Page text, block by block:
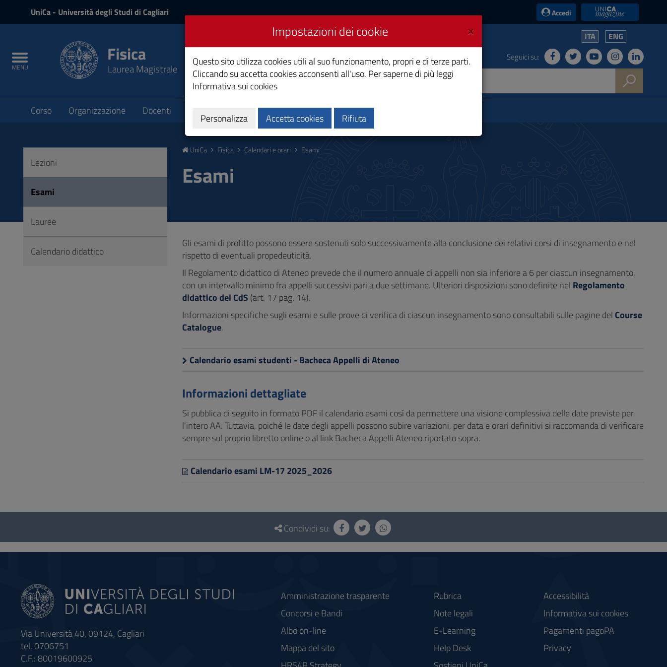
navigazione
Footer
UniCa - Università degli Studi di Cagliari Accedi UniCA News
Toggle
navigation
MENU
Fisica
Laurea Magistrale
ITA ENG
Seguici su:
Submenu
Corso Organizzazione Docenti Calendari e orari Qualità e miglioramento
UniCa Fisica Calendari e orari Esami
Esami
Gli esami di profitto possono essere sostenuti solo successivamente alla conclusione dei relativi corsi di insegnamento e nel
rispetto di eventuali propedeuticità.
Il Regolamento didattico di Ateneo prevede che il numero annuale di appelli non sia inferiore a 6 per ciascun insegnamento,
con un intervallo minimo fra appelli successivi pari a due settimane. Ulteriori disposizioni sono definite nel Regolamento
didattico del CdS (art. 17 pag. 14).
Informazioni specifiche sugli esami e sulle prove di verifica di ciascun insegnamento sono consultabili sulle pagine del Course
Catalogue.
Calendario esami studenti - Bacheca Appelli di Ateneo
Informazioni dettagliate
Si pubblica di seguito in formato PDF il calendario esami così da permettere una visione complessiva delle date previste per
l'intero AA. Tuttavia, poiché le date degli appelli possono subire variazioni, per data e orari definitivi si raccomanda di verificare
sempre sul proprio libretto online o al link Bacheca Appelli Ateneo riportato sopra.
Calendario esami LM-17 2025_2026
Lezioni
Esami
Lauree
Calendario didattico
Questionario
social
Condividi su:
Via Università 40, 09124, Cagliari
tel. 0706751
C.F.: 80019600925
Amministrazione trasparente
Concorsi e Bandi
Albo on-line
Mappa del sito
Rubrica
Note legali
E-Learning
Help Desk
Accessibilità
Informativa sui cookies
Pagamenti pagoPA
Privacy
×
Impostazioni dei cookie
Questo sito utilizza cookies utili al suo funzionamento, propri e di terze parti.
Cliccando su accetta cookies acconsenti all'uso. Per saperne di più leggi
Informativa sui cookies
Personalizza Accetta cookies Rifiuta